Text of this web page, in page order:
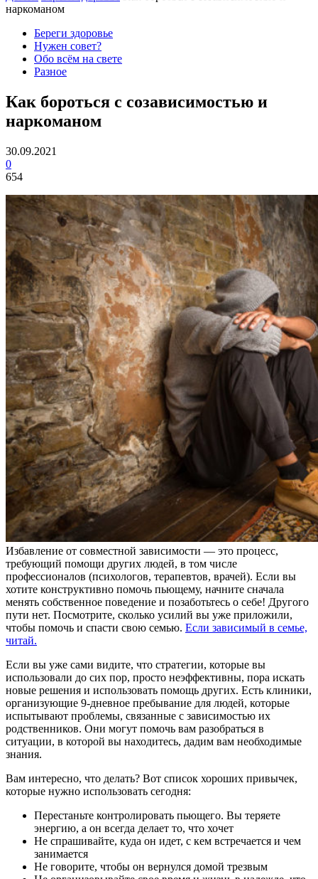
наркоманом
Береги здоровье
Нужен совет?
Обо всём на свете
Разное
Как бороться с созависимостью и
наркоманом
30.09.2021
0
654
Избавление от совместной зависимости — это процесс,
требующий помощи других людей, в том числе
профессионалов (психологов, терапевтов, врачей). Если вы
хотите конструктивно помочь пьющему, начните сначала
менять собственное поведение и позаботьтесь о себе! Другого
пути нет. Посмотрите, сколько усилий вы уже приложили,
чтобы помочь и спасти свою семью. Если зависимый в семье,
читай.
Если вы уже сами видите, что стратегии, которые вы
использовали до сих пор, просто неэффективны, пора искать
новые решения и использовать помощь других. Есть клиники,
организующие 9-дневное пребывание для людей, которые
испытывают проблемы, связанные с зависимостью их
родственников. Они могут помочь вам разобраться в
ситуации, в которой вы находитесь, дадим вам необходимые
знания.
Вам интересно, что делать? Вот список хороших привычек,
которые нужно использовать сегодня:
Перестаньте контролировать пьющего. Вы теряете
энергию, а он всегда делает то, что хочет
Не спрашивайте, куда он идет, с кем встречается и чем
занимается
Не говорите, чтобы он вернулся домой трезвым